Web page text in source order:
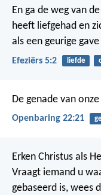
En ga de weg van
heeft liefgehad en
als een geurige
Efeziërs 5:2 liefde
De genade van
Openbaring 22:21
Erken Christus als
Vraagt iemand u
gebaseerd is, wees